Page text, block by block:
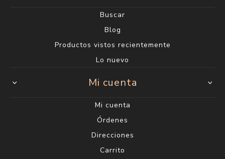
Buscar
Blog
Productos vistos recientemente
Lo nuevo
Mi cuenta
Mi cuenta
Órdenes
Direcciones
Carrito